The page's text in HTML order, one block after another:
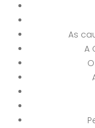
As
A